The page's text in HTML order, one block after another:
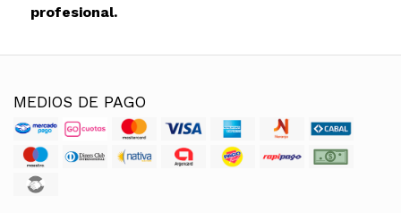
profesional.
MEDIOS DE PAGO